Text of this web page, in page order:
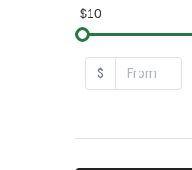
GEN POWER
GENERAL
GENERAL
HASTINGS
HERRAJES &
$10
$